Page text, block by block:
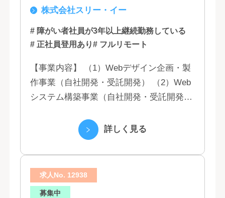
株式会社スリー・イー
# 障がい者社員が3年以上継続勤務している
# 正社員登用あり# フルリモート
【事業内容】 （1）Webデザイン企画・製
作事業（自社開発・受託開発） （2）Web
システム構築事業（自社開発・受託開発）
（5）営業代行業務 （6...詳しく見る
求人No. 12938
募集中